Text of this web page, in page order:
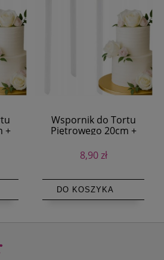
+
Wspornik do Tortu
Piętrowego 20cm +
8,90 zł
DO KOSZYKA